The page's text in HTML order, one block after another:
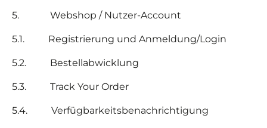
5. Webshop / Nutzer-Account
5.1. Registrierung und Anmeldung/Login
5.2. Bestellabwicklung
5.3. Track Your Order
5.4. Verfügbarkeitsbenachrichtigung